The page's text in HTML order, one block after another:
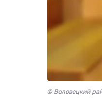
© Воловецкий